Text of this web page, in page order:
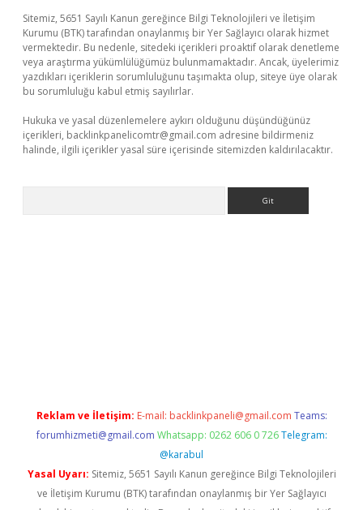
Sitemiz, 5651 Sayılı Kanun gereğince Bilgi Teknolojileri ve İletişim
Kurumu (BTK) tarafından onaylanmış bir Yer Sağlayıcı olarak hizmet
vermektedir. Bu nedenle, sitedeki içerikleri proaktif olarak denetleme
veya araştırma yükümlülüğümüz bulunmamaktadır. Ancak, üyelerimiz
yazdıkları içeriklerin sorumluluğunu taşımakta olup, siteye üye olarak
bu sorumluluğu kabul etmiş sayılırlar.
Hukuka ve yasal düzenlemelere aykırı olduğunu düşündüğünüz
içerikleri, backlinkpanelicomtr@gmail.com adresine bildirmeniz
halinde, ilgili içerikler yasal süre içerisinde sitemizden kaldırılacaktır.
Reklam ve İletişim: E-mail: backlinkpaneli@gmail.com Teams:
forumhizmeti@gmail.com Whatsapp: 0262 606 0 726 Telegram:
@karabul
Yasal Uyarı: Sitemiz, 5651 Sayılı Kanun gereğince Bilgi Teknolojileri
ve İletişim Kurumu (BTK) tarafından onaylanmış bir Yer Sağlayıcı